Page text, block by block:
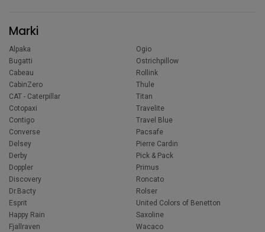
Marki
Alpaka
Bugatti
Cabeau
CabinZero
CAT - Caterpillar
Cotopaxi
Contigo
Converse
Delsey
Derby
Doppler
Discovery
Dr.Bacty
Esprit
Happy Rain
Fjallraven
Ogio
Ostrichpillow
Rollink
Thule
Titan
Travelite
Travel Blue
Pacsafe
Pierre Cardin
Pick & Pack
Primus
Roncato
Rolser
United Colors of Benetton
Saxoline
Wacaco